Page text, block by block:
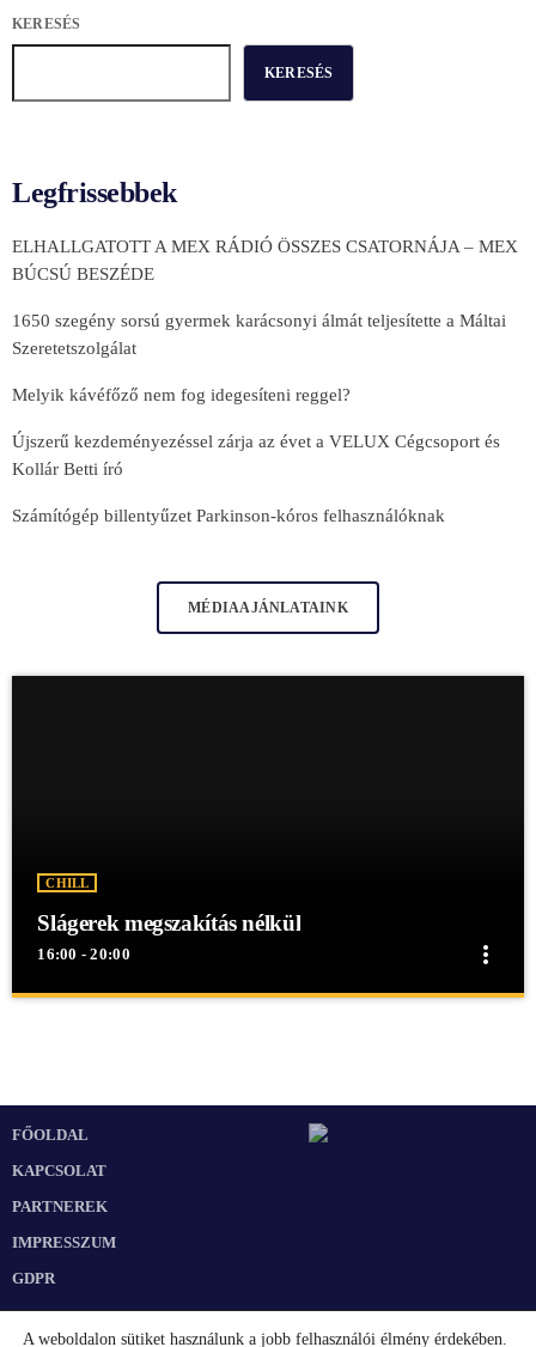
KERESÉS
KERESÉS
Legfrissebbek
ELHALLGATOTT A MEX RÁDIÓ ÖSSZES CSATORNÁJA – MEX
BÚCSÚ BESZÉDE
1650 szegény sorsú gyermek karácsonyi álmát teljesítette a Máltai
Szeretetszolgálat
Melyik kávéfőző nem fog idegesíteni reggel?
Újszerű kezdeményezéssel zárja az évet a VELUX Cégcsoport és
Kollár Betti író
Számítógép billentyűzet Parkinson-kóros felhasználóknak
MÉDIAAJÁNLATAINK
CHILL
Slágerek megszakítás nélkül
16:00 - 20:00 more_vert
Slágerek megszakítás nélkül egész éjjel a Mex Rádióban!
FŐOLDAL
KAPCSOLAT
PARTNEREK
IMPRESSZUM
GDPR
A weboldalon sütiket használunk a jobb felhasználói élmény érdekében.